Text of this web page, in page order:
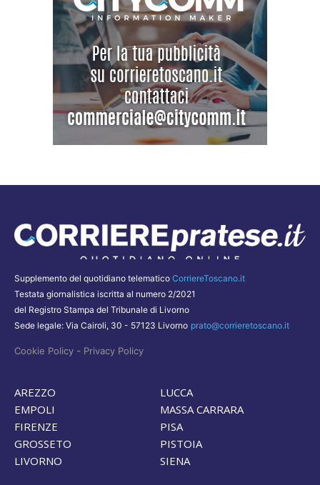
Supplemento del quotidiano telematico CorriereToscano.it
Testata giornalistica iscritta al numero 2/2021
del Registro Stampa del Tribunale di Livorno
Sede legale: Via Cairoli, 30 - 57123 Livorno prato@corrieretoscano.it
Cookie Policy - Privacy Policy
AREZZO
EMPOLI
FIRENZE
GROSSETO
LIVORNO
LUCCA
MASSA CARRARA
PISA
PISTOIA
SIENA